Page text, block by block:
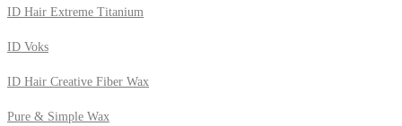
ID Hair Extreme Titanium
ID Voks
ID Hair Creative Fiber Wax
Pure & Simple Wax